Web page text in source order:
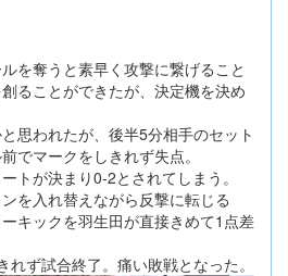
を奪うと素早く攻撃に繋げること
ることができたが、決定機を決め
思われたが、後半5分相手のセット
でマークをしきれず失点。
トが決まり0-2とされてしまう。
を入れ替えながら反撃に転じる
キックを羽生田が直接きめて1点差
れず試合終了。痛い敗戦となった。